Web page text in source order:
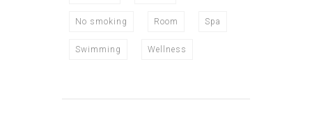
No smoking Room Spa
Swimming Wellness